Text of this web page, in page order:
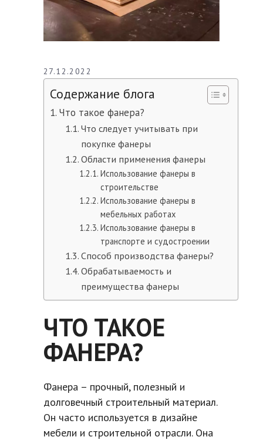
27.12.2022
Содержание блога
Что такое фанера?
Что следует учитывать при
покупке фанеры
Области применения фанеры
Использование фанеры в
строительстве
Использование фанеры в
мебельных работах
Использование фанеры в
транспорте и судостроении
Способ производства фанеры?
Обрабатываемость и
преимущества фанеры
ЧТО ТАКОЕ
ФАНЕРА?
Фанера – прочный, полезный и
долговечный строительный материал.
Он часто используется в дизайне
мебели и строительной отрасли. Она